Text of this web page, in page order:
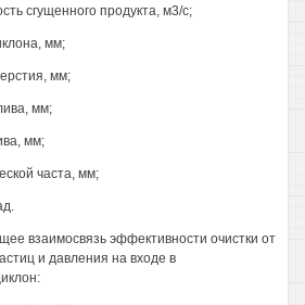
сгущенного продукта, м3/с;
мм;
мм;
мм;
мм;
часта, мм;
взаимосвязь эффективности очистки от
и давления на входе в